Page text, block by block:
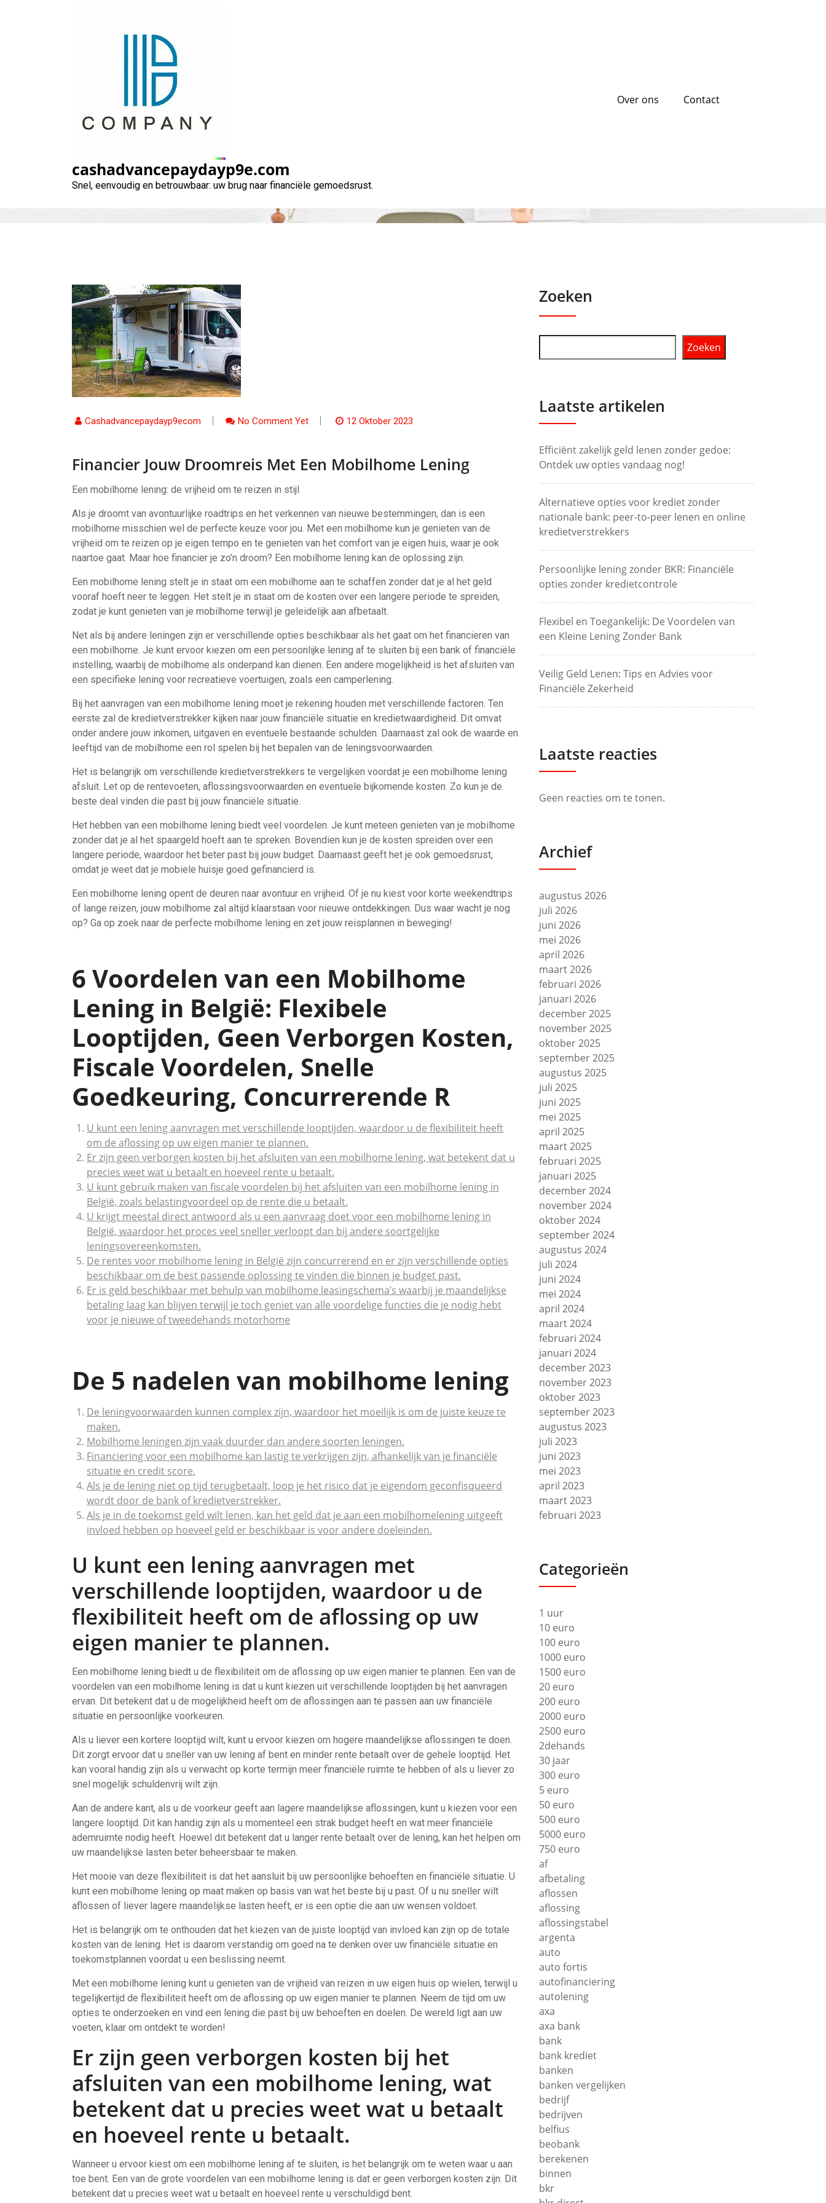
cashadvancepaydayp9e.com
Snel, eenvoudig en betrouwbaar: uw brug naar financiële gemoedsrust.
Over ons Contact
Financier jouw droomreis met een mobilhome lening
Cashadvancepaydayp9ecom No Comment Yet 12 Oktober 2023
Financier Jouw Droomreis Met Een Mobilhome Lening
Een mobilhome lening: de vrijheid om te reizen in stijl
Als je droomt van avontuurlijke roadtrips en het verkennen van nieuwe bestemmingen, dan is een
mobilhome misschien wel de perfecte keuze voor jou. Met een mobilhome kun je genieten van de
vrijheid om te reizen op je eigen tempo en te genieten van het comfort van je eigen huis, waar je ook
naartoe gaat. Maar hoe financier je zo’n droom? Een mobilhome lening kan de oplossing zijn.
Een mobilhome lening stelt je in staat om een mobilhome aan te schaffen zonder dat je al het geld
vooraf hoeft neer te leggen. Het stelt je in staat om de kosten over een langere periode te spreiden,
zodat je kunt genieten van je mobilhome terwijl je geleidelijk aan afbetaalt.
Net als bij andere leningen zijn er verschillende opties beschikbaar als het gaat om het financieren van
een mobilhome. Je kunt ervoor kiezen om een persoonlijke lening af te sluiten bij een bank of financiële
instelling, waarbij de mobilhome als onderpand kan dienen. Een andere mogelijkheid is het afsluiten van
een specifieke lening voor recreatieve voertuigen, zoals een camperlening.
Bij het aanvragen van een mobilhome lening moet je rekening houden met verschillende factoren. Ten
eerste zal de kredietverstrekker kijken naar jouw financiële situatie en kredietwaardigheid. Dit omvat
onder andere jouw inkomen, uitgaven en eventuele bestaande schulden. Daarnaast zal ook de waarde en
leeftijd van de mobilhome een rol spelen bij het bepalen van de leningsvoorwaarden.
Het is belangrijk om verschillende kredietverstrekkers te vergelijken voordat je een mobilhome lening
afsluit. Let op de rentevoeten, aflossingsvoorwaarden en eventuele bijkomende kosten. Zo kun je de
beste deal vinden die past bij jouw financiële situatie.
Het hebben van een mobilhome lening biedt veel voordelen. Je kunt meteen genieten van je mobilhome
zonder dat je al het spaargeld hoeft aan te spreken. Bovendien kun je de kosten spreiden over een
langere periode, waardoor het beter past bij jouw budget. Daarnaast geeft het je ook gemoedsrust,
omdat je weet dat je mobiele huisje goed gefinancierd is.
Een mobilhome lening opent de deuren naar avontuur en vrijheid. Of je nu kiest voor korte weekendtrips
of lange reizen, jouw mobilhome zal altijd klaarstaan voor nieuwe ontdekkingen. Dus waar wacht je nog
op? Ga op zoek naar de perfecte mobilhome lening en zet jouw reisplannen in beweging!
6 Voordelen van een Mobilhome
Lening in België: Flexibele
Looptijden, Geen Verborgen Kosten,
Fiscale Voordelen, Snelle
Goedkeuring, Concurrerende R
U kunt een lening aanvragen met verschillende looptijden, waardoor u de flexibiliteit heeft
om de aflossing op uw eigen manier te plannen.
Er zijn geen verborgen kosten bij het afsluiten van een mobilhome lening, wat betekent dat u
precies weet wat u betaalt en hoeveel rente u betaalt.
U kunt gebruik maken van fiscale voordelen bij het afsluiten van een mobilhome lening in
België, zoals belastingvoordeel op de rente die u betaalt.
U krijgt meestal direct antwoord als u een aanvraag doet voor een mobilhome lening in
België, waardoor het proces veel sneller verloopt dan bij andere soortgelijke
leningsovereenkomsten.
De rentes voor mobilhome lening in België zijn concurrerend en er zijn verschillende opties
beschikbaar om de best passende oplossing te vinden die binnen je budget past.
Er is geld beschikbaar met behulp van mobilhome leasingschema’s waarbij je maandelijkse
betaling laag kan blijven terwijl je toch geniet van alle voordelige functies die je nodig hebt
voor je nieuwe of tweedehands motorhome
De 5 nadelen van mobilhome lening
De leningvoorwaarden kunnen complex zijn, waardoor het moeilijk is om de juiste keuze te
maken.
Mobilhome leningen zijn vaak duurder dan andere soorten leningen.
Financiering voor een mobilhome kan lastig te verkrijgen zijn, afhankelijk van je financiële
situatie en credit score.
Als je de lening niet op tijd terugbetaalt, loop je het risico dat je eigendom geconfisqueerd
wordt door de bank of kredietverstrekker.
Als je in de toekomst geld wilt lenen, kan het geld dat je aan een mobilhomelening uitgeeft
invloed hebben op hoeveel geld er beschikbaar is voor andere doeleinden.
U kunt een lening aanvragen met
verschillende looptijden, waardoor u de
flexibiliteit heeft om de aflossing op uw
eigen manier te plannen.
Een mobilhome lening biedt u de flexibiliteit om de aflossing op uw eigen manier te plannen. Een van de
voordelen van een mobilhome lening is dat u kunt kiezen uit verschillende looptijden bij het aanvragen
ervan. Dit betekent dat u de mogelijkheid heeft om de aflossingen aan te passen aan uw financiële
situatie en persoonlijke voorkeuren.
Als u liever een kortere looptijd wilt, kunt u ervoor kiezen om hogere maandelijkse aflossingen te doen.
Dit zorgt ervoor dat u sneller van uw lening af bent en minder rente betaalt over de gehele looptijd. Het
kan vooral handig zijn als u verwacht op korte termijn meer financiële ruimte te hebben of als u liever zo
snel mogelijk schuldenvrij wilt zijn.
Aan de andere kant, als u de voorkeur geeft aan lagere maandelijkse aflossingen, kunt u kiezen voor een
langere looptijd. Dit kan handig zijn als u momenteel een strak budget heeft en wat meer financiële
ademruimte nodig heeft. Hoewel dit betekent dat u langer rente betaalt over de lening, kan het helpen om
uw maandelijkse lasten beter beheersbaar te maken.
Het mooie van deze flexibiliteit is dat het aansluit bij uw persoonlijke behoeften en financiële situatie. U
kunt een mobilhome lening op maat maken op basis van wat het beste bij u past. Of u nu sneller wilt
aflossen of liever lagere maandelijkse lasten heeft, er is een optie die aan uw wensen voldoet.
Het is belangrijk om te onthouden dat het kiezen van de juiste looptijd van invloed kan zijn op de totale
kosten van de lening. Het is daarom verstandig om goed na te denken over uw financiële situatie en
toekomstplannen voordat u een beslissing neemt.
Met een mobilhome lening kunt u genieten van de vrijheid van reizen in uw eigen huis op wielen, terwijl u
tegelijkertijd de flexibiliteit heeft om de aflossing op uw eigen manier te plannen. Neem de tijd om uw
opties te onderzoeken en vind een lening die past bij uw behoeften en doelen. De wereld ligt aan uw
voeten, klaar om ontdekt te worden!
Er zijn geen verborgen kosten bij het
afsluiten van een mobilhome lening, wat
betekent dat u precies weet wat u betaalt
en hoeveel rente u betaalt.
Wanneer u ervoor kiest om een mobilhome lening af te sluiten, is het belangrijk om te weten waar u aan
toe bent. Een van de grote voordelen van een mobilhome lening is dat er geen verborgen kosten zijn. Dit
betekent dat u precies weet wat u betaalt en hoeveel rente u verschuldigd bent.
Zoeken
Zoeken
Laatste artikelen
Efficiënt zakelijk geld lenen zonder gedoe:
Ontdek uw opties vandaag nog!
Alternatieve opties voor krediet zonder
nationale bank: peer-to-peer lenen en online
kredietverstrekkers
Persoonlijke lening zonder BKR: Financiële
opties zonder kredietcontrole
Flexibel en Toegankelijk: De Voordelen van
een Kleine Lening Zonder Bank
Veilig Geld Lenen: Tips en Advies voor
Financiële Zekerheid
Laatste reacties
Geen reacties om te tonen.
Archief
augustus 2026
juli 2026
juni 2026
mei 2026
april 2026
maart 2026
februari 2026
januari 2026
december 2025
november 2025
oktober 2025
september 2025
augustus 2025
juli 2025
juni 2025
mei 2025
april 2025
maart 2025
februari 2025
januari 2025
december 2024
november 2024
oktober 2024
september 2024
augustus 2024
juli 2024
juni 2024
mei 2024
april 2024
maart 2024
februari 2024
januari 2024
december 2023
november 2023
oktober 2023
september 2023
augustus 2023
juli 2023
juni 2023
mei 2023
april 2023
maart 2023
februari 2023
Categorieën
1 uur
10 euro
100 euro
1000 euro
1500 euro
20 euro
200 euro
2000 euro
2500 euro
2dehands
30 jaar
300 euro
5 euro
50 euro
500 euro
5000 euro
750 euro
af
afbetaling
aflossen
aflossing
aflossingstabel
argenta
auto
auto fortis
autofinanciering
autolening
axa
axa bank
bank
bank krediet
banken
banken vergelijken
bedrijf
bedrijven
belfius
beobank
berekenen
binnen
bkr